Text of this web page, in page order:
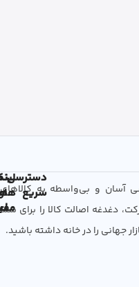
با هدف دسترسی آسان و بی‌واسطه به کالاهای
دغدغه اصالت کالا را برای شما
جهانی را در خانه داشته باشید.
دسترسی
سریع